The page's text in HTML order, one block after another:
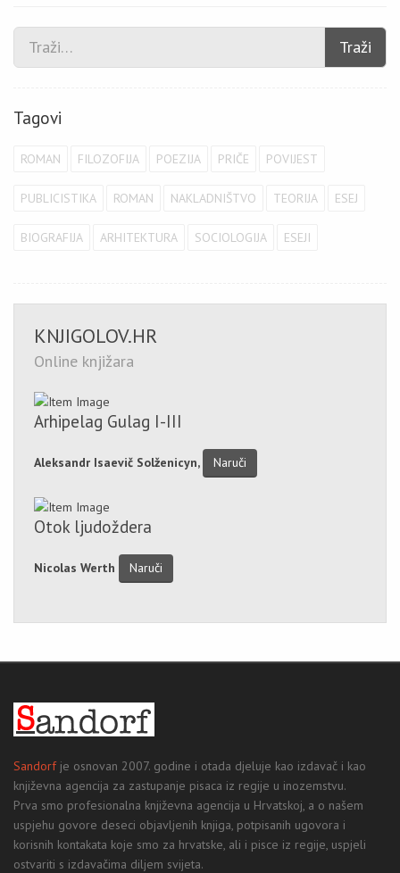
Traži
Tagovi
ROMAN FILOZOFIJA POEZIJA PRIČE POVIJEST
PUBLICISTIKA ROMAN NAKLADNIŠTVO TEORIJA ESEJ
BIOGRAFIJA ARHITEKTURA SOCIOLOGIJA ESEJI
KNJIGOLOV.HR
Online knjižara
Arhipelag Gulag I-III
Aleksandr Isaevič Solženicyn, Naruči
Otok ljudoždera
Nicolas Werth Naruči
Sandorfje osnovan 2007. godine i otada djeluje kao izdavač i kao
književna agencija za zastupanje pisaca iz regije u inozemstvu.
Prva smo profesionalna književna agencija u Hrvatskoj, a o našem
uspjehu govore deseci objavljenih knjiga, potpisanih ugovora i
korisnih kontakata koje smo za hrvatske, ali i pisce iz regije, uspjeli
ostvariti s izdavačima diljem svijeta.